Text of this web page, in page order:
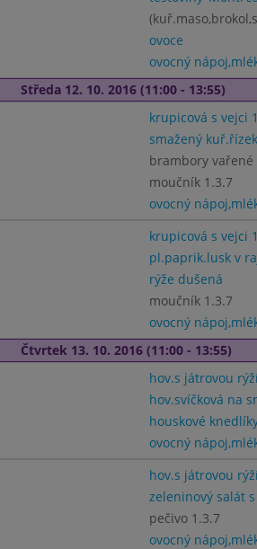
ovoce
ovocný
Středa 12. 10. 2016 (11:00 - 13:55)
krupicová s vejci
smažený
brambory vařené
moučník 1.3.7
ovocný
krupicová s vejci
pl.paprik.lusk v
rýže dušená
moučník 1.3.7
ovocný
Čtvrtek 13. 10. 2016 (11:00 - 13:55)
hov.s játrovou
hov.svíčková na
houskové
ovocný
hov.s játrovou
zeleninový salát
pečivo 1.3.7
ovocný